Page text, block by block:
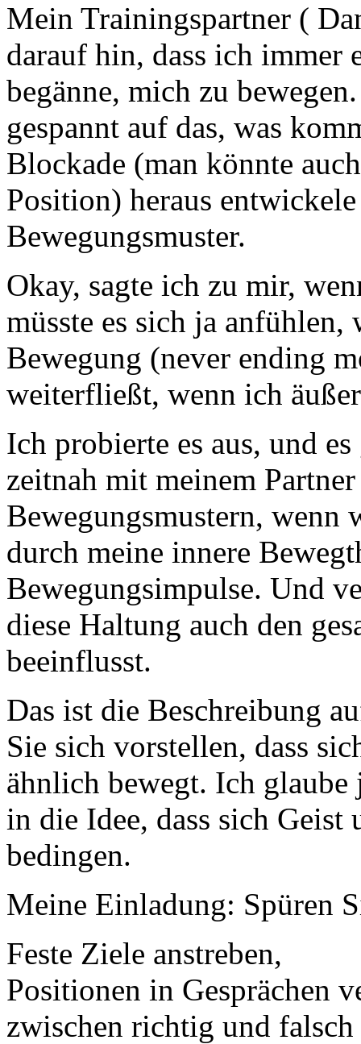
Mein Trainingspartner (
darauf hin, dass ich immer
begänne, mich zu
gespannt auf das, was
Blockade (man könnte
Position) heraus
Bewegungsmuster.
Okay, sagte ich zu mir,
müsste es sich ja anfühlen,
Bewegung (never ending
weiterfließt, wenn ich
Ich probierte es aus, und
zeitnah mit meinem
Bewegungsmustern, wenn
durch meine innere
Bewegungsimpulse. Und
diese Haltung auch den
beeinflusst.
Das ist die Beschreibung
Sie sich vorstellen, dass
ähnlich bewegt. Ich
in die Idee, dass sich Geist
bedingen.
Meine Einladung: Spüren
Feste Ziele anstreben,
Positionen in Gesprächen
zwischen richtig und falsch